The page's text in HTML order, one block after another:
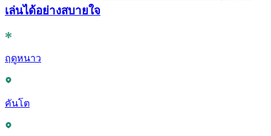
เล่นได้อย่างสบายใจ
ฤดูหนาว
คันโต